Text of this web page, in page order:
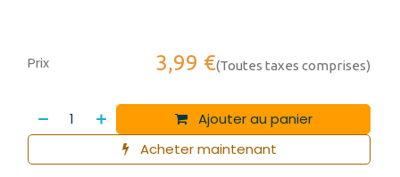
Ajouter au panier
Acheter maintenant
Prix 3,99 €(Toutes taxes comprises)